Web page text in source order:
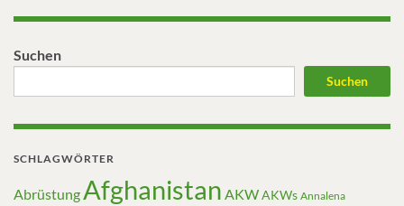
Suchen
Suchen
SCHLAGWÖRTER
Abrüstung Afghanistan AKWAKWs Annalena